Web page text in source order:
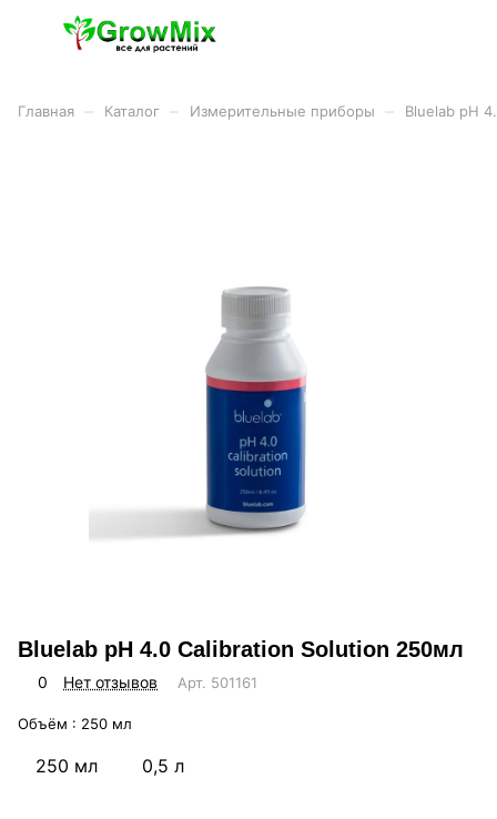
Главная Каталог Измерительные приборы Bluelab pH
Bluelab pH 4.0 Calibration Solution 250мл
0 Нет отзывов Арт. 501161
Объём : 250 мл
250 мл 0,5 л